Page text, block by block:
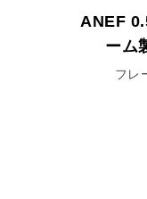
ANEF
ーム
フレ